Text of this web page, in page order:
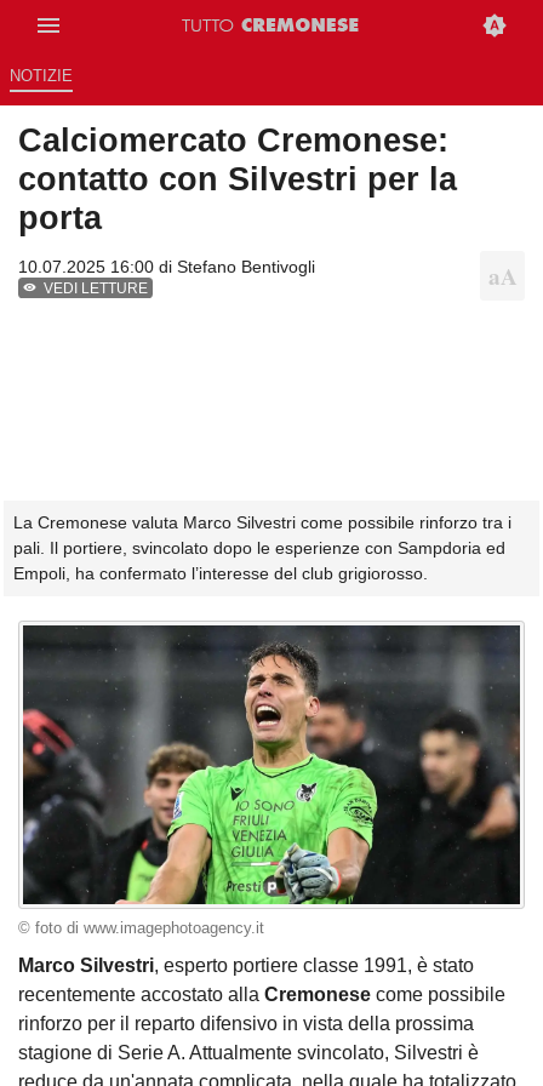
NOTIZIE
Calciomercato Cremonese:
contatto con Silvestri per la
porta
10.07.2025 16:00 di Stefano Bentivogli
VEDI LETTURE
La Cremonese valuta Marco Silvestri come possibile rinforzo tra i
pali. Il portiere, svincolato dopo le esperienze con Sampdoria ed
Empoli, ha confermato l’interesse del club grigiorosso.
© foto di www.imagephotoagency.it
Marco Silvestri, esperto portiere classe 1991, è stato
recentemente accostato alla Cremonese come possibile
rinforzo per il reparto difensivo in vista della prossima
stagione di Serie A. Attualmente svincolato, Silvestri è